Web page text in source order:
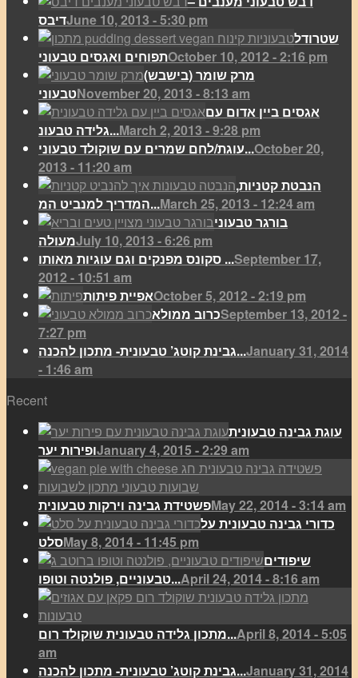
דיבסJune 10, 2013 - 5:30 pm
שטרודל
תפוחים ואגסים טבעוניOctober 10, 2012 - 2:16 pm
מרק שומר (בישבש)
טבעוניNovember 20, 2013 - 8:13 am
אגסים ביין אדום עם
גלידה טבעונ...March 2, 2013 - 9:28 pm
עוגת/לחם שמרים עם שוקולד טבעוני...October 20,
2013 - 11:20 am
הנבטת קטניות,
המדריך למנביט המ...March 25, 2013 - 12:24 am
בורגר טבעוני
מעולהJuly 10, 2013 - 6:26 pm
סקונס מפנקים וגם עוגיות מאותו ...September 17,
2012 - 10:51 am
אפיית פיתותOctober 5, 2012 - 2:19 pm
כרוב ממולאSeptember 13, 2012 -
7:27 pm
גבינת קוטג’ טבעונית- מתכון להכנה...January 31, 2014
- 1:46 am
Recent
עוגת גבינה טבעונית
ופירות יערJanuary 4, 2015 - 2:29 am
פשטידת גבינה וירקות טבעוניתMay 22, 2014 - 3:14 am
כדורי גבינה טבעונית על
סלטMay 8, 2014 - 11:45 pm
שיפודים
טבעוניים, פולנטה וטופו...April 24, 2014 - 8:16 am
מתכון גלידה טבעונית שוקולד רום...April 8, 2014 - 5:05
am
גבינת קוטג’ טבעונית- מתכון להכנה...January 31, 2014